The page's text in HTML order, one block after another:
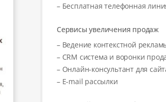
– Бесплатная телефонная
Сервисы увеличения продаж
– Ведение контекстной
– CRM система и воронки
– Онлайн-консультант для
– E-mail рассылки